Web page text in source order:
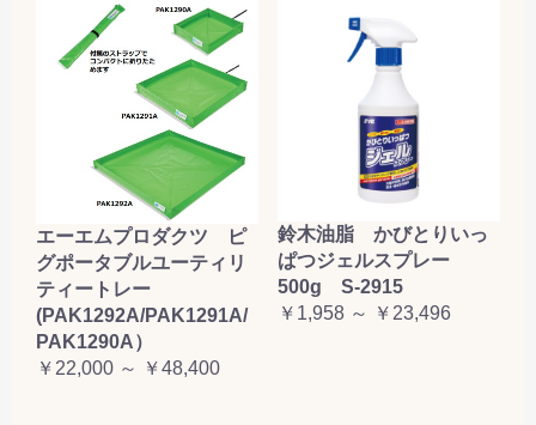
エーエムプロダクツ ピ
グポータブルユーティリ
ティートレー
(PAK1292A/PAK1291A/
PAK1290A）
￥22,000 ～ ￥48,400
鈴木油脂 かびとりいっ
ぱつジェルスプレー
500g S-2915
￥1,958 ～ ￥23,496